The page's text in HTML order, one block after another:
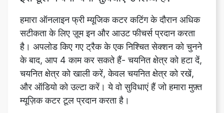
है। अपलोड किए गए ट्रैक के एक निश्चित सेक्शन को चुनने
के बाद, आप 4 काम कर सकते हैं- चयनित क्षेत्र को हटा दें,
चयनित क्षेत्र को खाली करें, केवल चयनित क्षेत्र को रखें,
और ऑडियो को उल्टा करें। ये वो सुविधाएं हैं जो हमारा मुफ़्त
म्यूज़िक कटर टूल प्रदान करता है।
ऑनलाइन म्यूजिक कटर mp3 का उपयोग करते